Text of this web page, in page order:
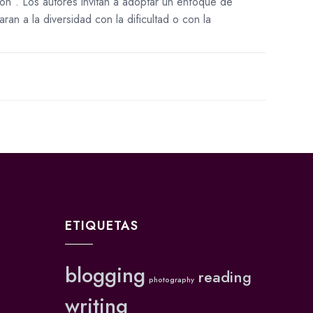
a la diversidad con la dificultad o con la
ETIQUETAS
blogging photography reading
writing